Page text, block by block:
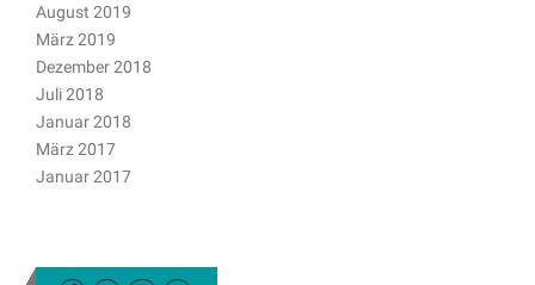
August 2019
März 2019
Dezember 2018
Juli 2018
Januar 2018
März 2017
Januar 2017